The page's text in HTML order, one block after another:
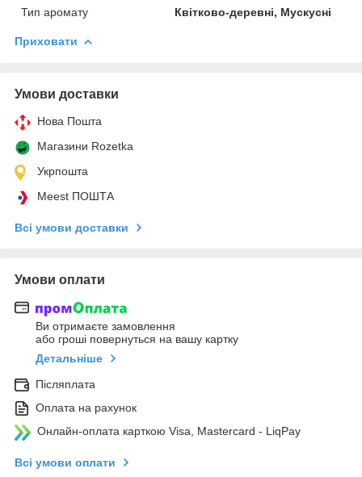
Тип аромату
Квітково-деревні, Мускусні
Приховати
Умови доставки
Нова Пошта
Магазини Rozetka
Укрпошта
Meest ПОШТА
Всі умови доставки
Умови оплати
Ви отримаєте замовлення
або гроші повернуться на вашу картку
Детальніше
Післяплата
Оплата на рахунок
Онлайн-оплата карткою Visa, Mastercard - LiqPay
Всі умови оплати